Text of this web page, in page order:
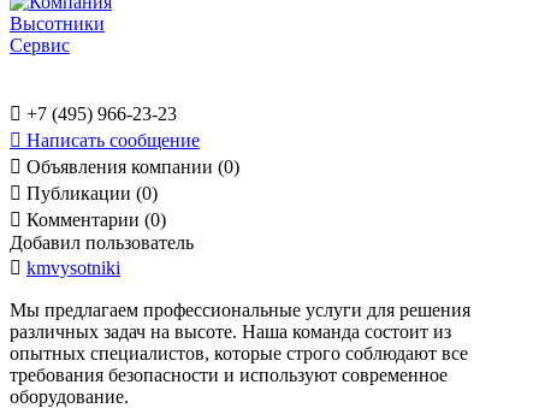
 +7 (495) 966-23-23
 Написать сообщение
 Объявления компании (0)
 Публикации (0)
 Комментарии (0)
Добавил пользователь
 kmvysotniki
Мы предлагаем профессиональные услуги для решения
различных задач на высоте. Наша команда состоит из
опытных специалистов, которые строго соблюдают все
требования безопасности и используют современное
оборудование.